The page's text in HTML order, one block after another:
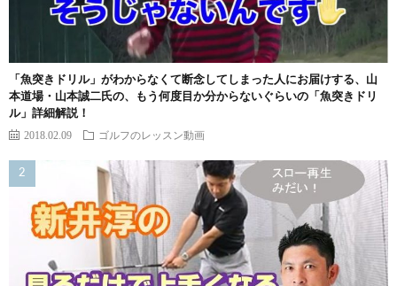
「魚突きドリル」がわからなくて断念してしまった人にお届けする、山
本道場・山本誠二氏の、もう何度目か分からないぐらいの「魚突きドリ
ル」詳細解説！
2018.02.09 ゴルフのレッスン動画